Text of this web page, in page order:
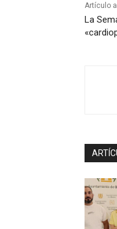
o
r
o
Artículo
La